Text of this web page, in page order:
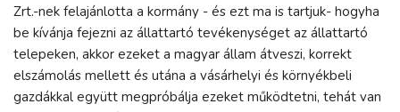
Zrt.-nek felajánlotta a kormány - és ezt ma is tartjuk- hogyha
be kívánja fejezni az állattartó tevékenységet az állattartó
telepeken, akkor ezeket a magyar állam átveszi, korrekt
elszámolás mellett és utána a vásárhelyi és környékbeli
gazdákkal együtt megpróbálja ezeket működtetni, tehát van